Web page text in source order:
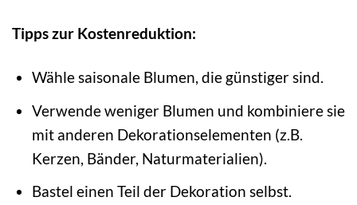
Tipps zur Kostenreduktion:
Wähle saisonale Blumen, die günstiger sind.
Verwende weniger Blumen und kombiniere sie
mit anderen Dekorationselementen (z.B.
Kerzen, Bänder, Naturmaterialien).
Bastel einen Teil der Dekoration selbst.